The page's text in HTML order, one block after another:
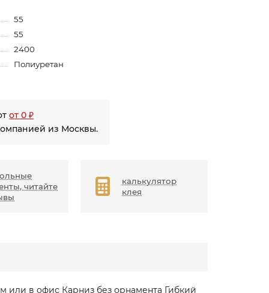
55
55
2400
Полиуретан
от 0 ₽
из Москвы.
читайте
калькулятор
клея
или в офис Карниз без орнамента Гибкий